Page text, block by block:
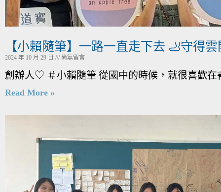
【小賴隨筆】一路一直走下去 🦶守得
2024 年 10 月 29 日 尚無留言
創辦人♡ ＃小賴隨筆 從國中的時候，就很喜歡在
Read More »